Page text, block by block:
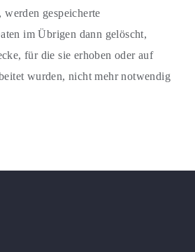
gespeicherte
im Übrigen dann gelöscht,
für die sie erhoben oder auf
wurden, nicht mehr notwendig